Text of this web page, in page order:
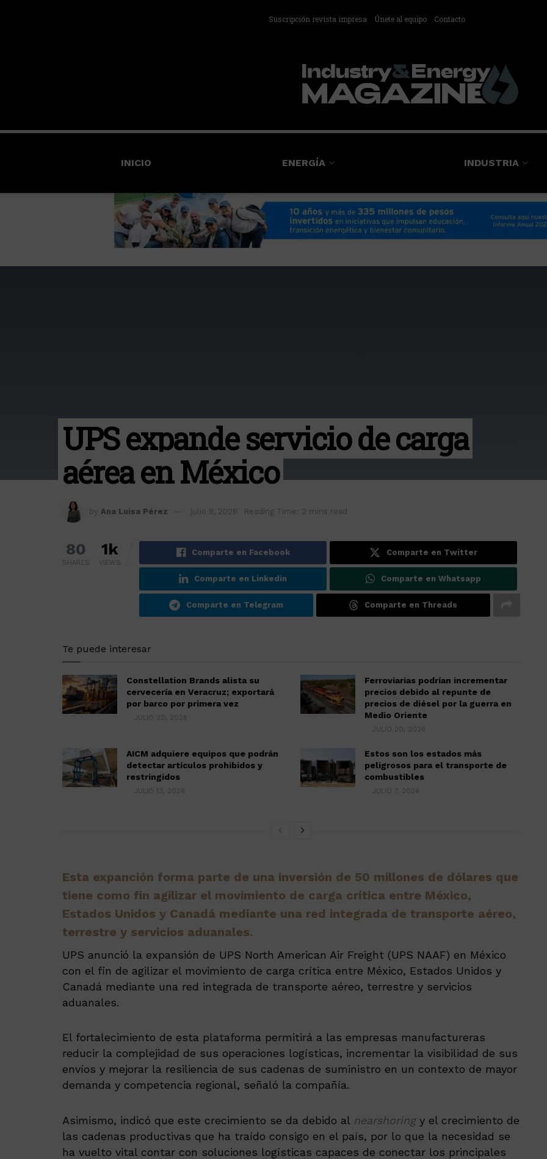
Suscripción revista impresa Únete al equipo Contacto
INICIO ENERGÍA INDUSTRIA
UPS expande servicio de carga
aérea en México
by Ana Luisa Pérez julio 8, 2026 Reading Time: 2 mins read
80
SHARES
1k
VIEWS
Comparte en Facebook Comparte en Twitter
Comparte en Linkedin Comparte en Whatsapp
Comparte en Telegram Comparte en Threads
Te puede interesar
Constellation Brands alista su
cervecería en Veracruz; exportará
por barco por primera vez
JULIO 30, 2026
Ferroviarias podrían incrementar
precios debido al repunte de
precios de diésel por la guerra en
Medio Oriente
JULIO 20, 2026
AICM adquiere equipos que podrán
detectar artículos prohibidos y
restringidos
JULIO 13, 2026
Estos son los estados más
peligrosos para el transporte de
combustibles
JULIO 7, 2026
Esta expanción forma parte de una inversión de 50 millones de dólares que
tiene como fin agilizar el movimiento de carga crítica entre México,
Estados Unidos y Canadá mediante una red integrada de transporte aéreo,
terrestre y servicios aduanales.
UPS anunció la expansión de UPS North American Air Freight (UPS NAAF) en México
con el fin de agilizar el movimiento de carga crítica entre México, Estados Unidos y
Canadá mediante una red integrada de transporte aéreo, terrestre y servicios
aduanales.
El fortalecimiento de esta plataforma permitirá a las empresas manufactureras
reducir la complejidad de sus operaciones logísticas, incrementar la visibilidad de sus
envíos y mejorar la resiliencia de sus cadenas de suministro en un contexto de mayor
demanda y competencia regional, señaló la compañía.
Asimismo, indicó que este crecimiento se da debido al nearshoring y el crecimiento de
las cadenas productivas que ha traído consigo en el país, por lo que la necesidad se
ha vuelto vital contar con soluciones logísticas capaces de conectar los principales